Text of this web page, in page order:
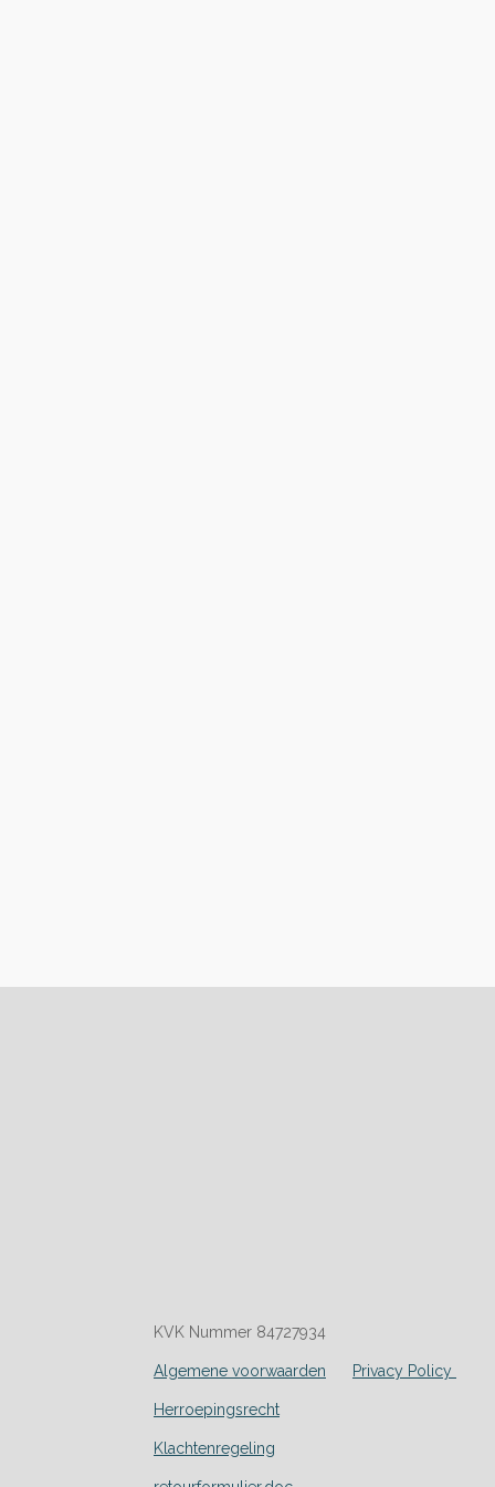
KVK Nummer 84727934
Algemene voorwaarden Privacy Policy
Herroepingsrecht
Klachtenregeling